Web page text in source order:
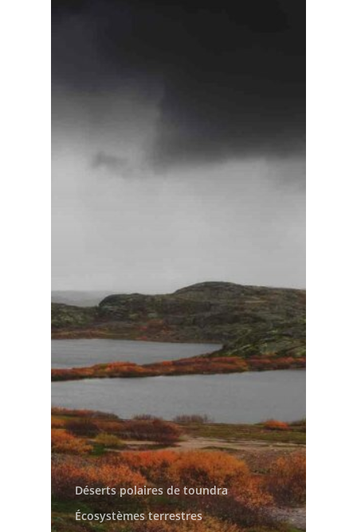
Déserts polaires de toundra
Écosystèmes terrestres